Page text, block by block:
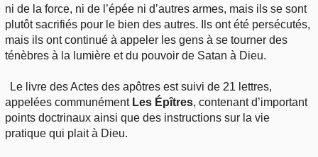
ni de la force, ni de l’épée ni d’autres armes, mais ils se sont
plutôt sacrifiés pour le bien des autres. Ils ont été persécutés,
mais ils ont continué à appeler les gens à se tourner des
ténèbres à la lumière et du pouvoir de Satan à Dieu.
Le livre des Actes des apôtres est suivi de 21 lettres,
appelées communément Les Épîtres, contenant d’important
points doctrinaux ainsi que des instructions sur la vie
pratique qui plait à Dieu.